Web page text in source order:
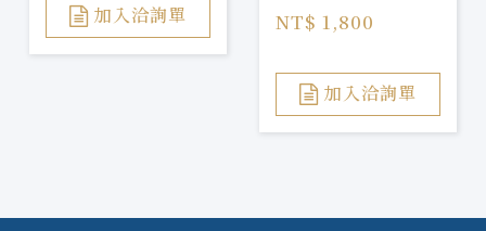
加入洽詢單
Barrel Gin
NT$ 1,800
加入洽詢單